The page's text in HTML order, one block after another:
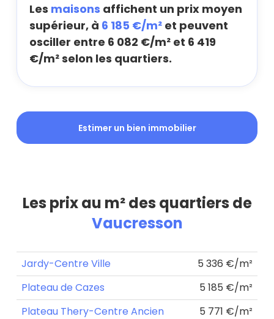
Les maisons affichent un prix moyen
supérieur, à 6 185 €/m² et peuvent
osciller entre 6 082 €/m² et 6 419
€/m² selon les quartiers.
Estimer un bien immobilier
Les prix au m² des quartiers de
Vaucresson
Jardy-Centre Ville
5 336 €/m²
Plateau de Cazes
5 185 €/m²
Plateau Thery-Centre Ancien
5 771 €/m²